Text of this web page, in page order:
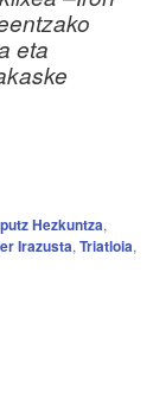
eta
Hezkuntza,
Irazusta, Triatloia,